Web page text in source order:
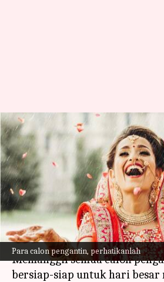
Para calon pengantin, perhatikanlah
Pakar
yang boleh dan tidak
dilakukan untuk
pengantin musim
menulis Taufiq Al Jufri Aug 03, 2023
Apa ceritanya
Memanggil semua calon
bersiap-siap untuk hari besar